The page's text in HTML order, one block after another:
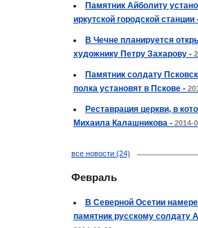
Памятник Айболиту
иркутской городской станции
В Чечне планируется
художнику Петру Захарову -
Памятник солдату
полка установят в Пскове -
Реставрация церкви, в
Михаила Калашникова - 2014-
все новости (24)
Февраль
В Северной Осетии
памятник русскому солдату